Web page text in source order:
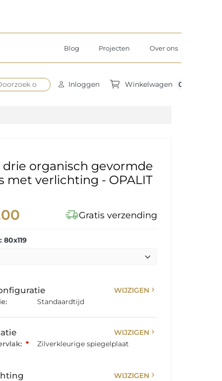
Blog Projecten Over ons
Inloggen Winkelwagen 0
drie organisch gevormde
met verlichting - OPALIT
delivery_truck_speedGratis verzending
WIJZIGEN chevron_right
Standaardtijd
WIJZIGEN chevron_right
* Zilverkleurige spiegelplaat
WIJZIGEN chevron_right